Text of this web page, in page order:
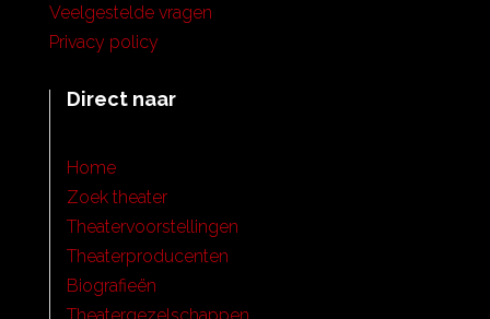
Veelgestelde vragen
Privacy policy
Direct naar
Home
Zoek theater
Theatervoorstellingen
Theaterproducenten
Biografieën
Theatergezelschappen